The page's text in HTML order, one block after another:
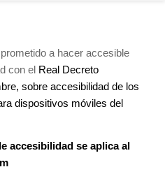
a hacer accesible
con el Real Decreto
sobre accesibilidad de los
dispositivos móviles del
accesibilidad se aplica al